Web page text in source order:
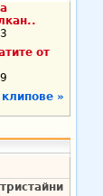
от
»